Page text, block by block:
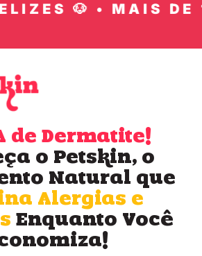
🐶 • MAIS DE
de Dermatite!
o Petskin, o
Natural que
Alergias e
Enquanto Você